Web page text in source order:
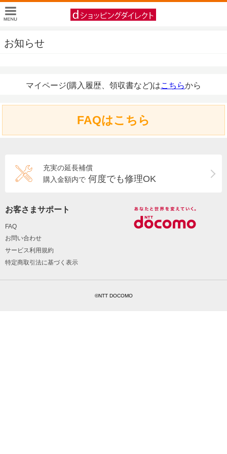
お知らせ
マイページ(購入履歴、領収書など)はこちらから
FAQはこちら
充実の延長補償
購入金額内で 何度でも修理OK
お客さまサポート
FAQ
お問い合わせ
サービス利用規約
特定商取引法に基づく表示
©NTT DOCOMO